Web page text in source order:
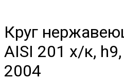
Круг
AISI 201 х/к,
2004